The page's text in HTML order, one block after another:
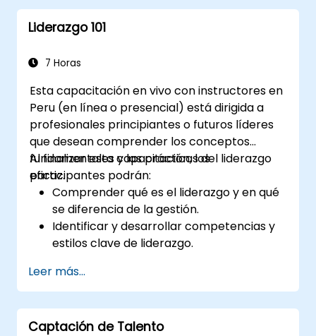
Liderazgo 101
7 Horas
Esta capacitación en vivo con instructores en
Peru (en línea o presencial) está dirigida a
profesionales principiantes o futuros líderes
que desean comprender los conceptos
fundamentales y las prácticas del liderazgo
eficaz.
Al finalizar esta capacitación, los
participantes podrán:
Comprender qué es el liderazgo y en qué
se diferencia de la gestión.
Identificar y desarrollar competencias y
estilos clave de liderazgo.
comunicarlas eficazmente.
Generar confianza e influir en otros
mediante una comunicación efectiva.
Leer más...
Captación de Talento